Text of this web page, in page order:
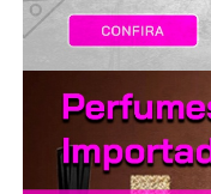
LANÇAMENTOS